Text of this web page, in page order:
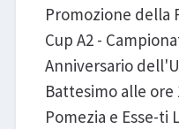
Promozione della
Cup A2 -
Anniversario
Battesimo alle ore
Pomezia e Esse-ti